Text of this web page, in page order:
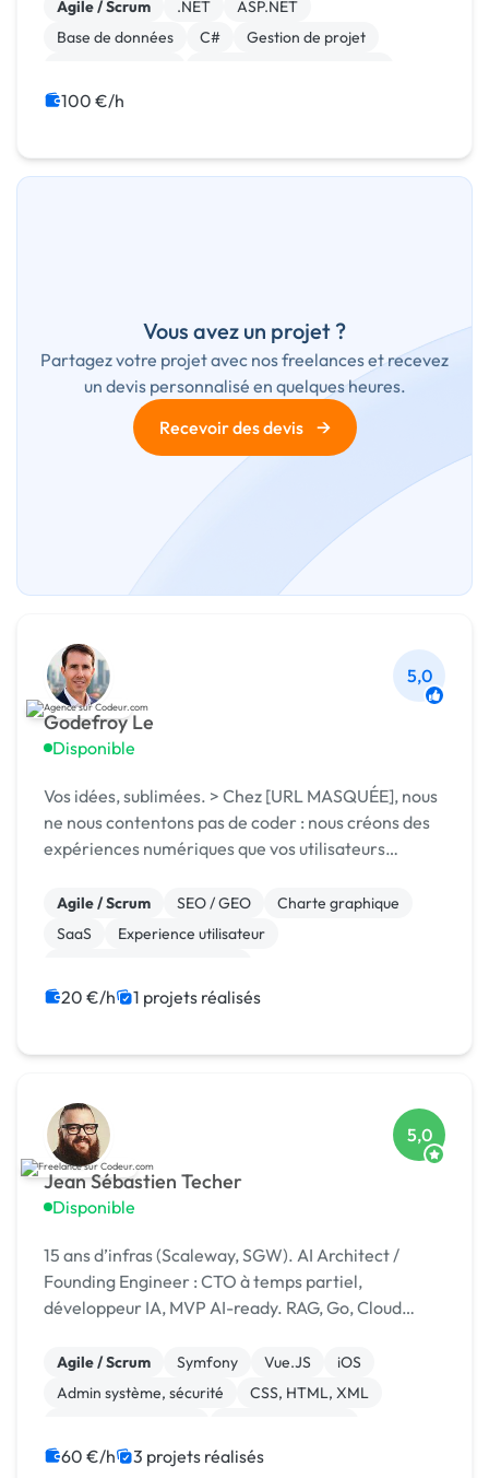
Agile / Scrum .NET
ASP.NET
Base de données
C#
Gestion de projet
CRM
ERP
100 €/h
Vous avez un projet ?
Partagez votre projet avec nos freelances et recevez
un devis personnalisé en quelques heures.
Recevoir des devis
→
Godefroy Le
Disponible
5,0
Vos idées, sublimées. > Chez [URL MASQUÉE], nous
ne nous contentons pas de coder : nous créons des
expériences numériques que vos utilisateurs
Agile / Scrum SEO / GEO
Charte graphique
SaaS
Experience utilisateur
Création de site internet
CSS, HTML, XML
20 €/h 1 projets réalisés
Jean Sébastien Techer
Disponible
5,0
15 ans d’infras (Scaleway, SGW). AI Architect /
Founding Engineer : CTO à temps partiel,
développeur IA, MVP AI-ready. RAG, Go, Cloud
Agile / Scrum Symfony Vue.JS
iOS
Admin système, sécurité
CSS, HTML, XML
Landing page
Migration ou refonte de site
60 €/h 3 projets réalisés